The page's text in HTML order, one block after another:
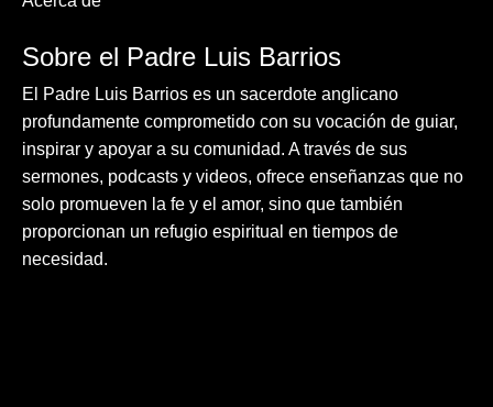
Sobre el Padre Luis Barrios
El Padre Luis Barrios es un sacerdote anglicano
profundamente comprometido con su vocación de guiar,
inspirar y apoyar a su comunidad. A través de sus
sermones, podcasts y videos, ofrece enseñanzas que no
solo promueven la fe y el amor, sino que también
proporcionan un refugio espiritual en tiempos de
necesidad.